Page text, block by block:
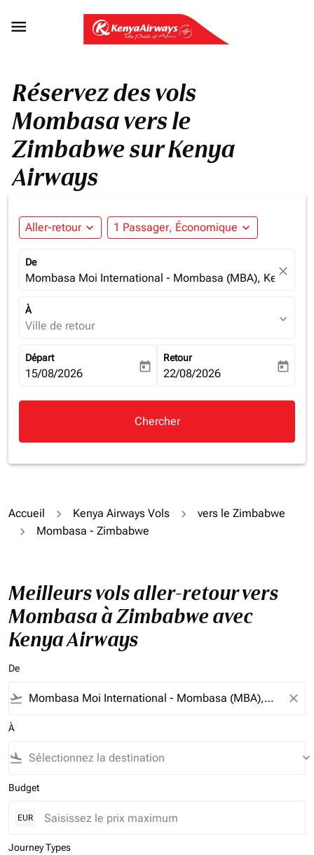

Réservez des vols
Mombasa vers le
Zimbabwe sur Kenya
Airways
Aller-retour expand_more 1 Passager, Économique expand_more
De
Mombasa Moi International - Mombasa (MBA), Kenya
close
À
Ville de retour expand_more
Départ
fc-booking-departure-date-aria-label
15/08/2026 today
Retour
fc-booking-return-date-aria-
22/08/2026 today
Chercher
Accueil Kenya Airways Vols
vers le Zimbabwe
Mombasa - Zimbabwe
Meilleurs vols aller-retour vers
Mombasa à Zimbabwe avec
Kenya Airways
De
flight_takeoff close
À
flight_land keyboard_arrow_down
Budget
EUR
Journey Types